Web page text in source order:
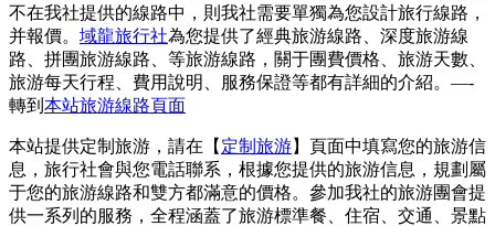
不在我社提供的線路中，則我社需要單獨為您設計旅行線路，
并報價。 域龍旅行社為您提供了經典旅游線路、深度旅游線
路、拼團旅游線路、等旅游線路，關于團費價格、旅游天數、
旅游每天行程、費用說明、服務保證等都有詳細的介紹。—-
轉到 本站旅游線路頁面
本站提供定制旅游，請在【 定制旅游】頁面中填寫您的旅游信
息，旅行社會與您電話聯系，根據您提供的旅游信息，規劃屬
于您的旅游線路和雙方都滿意的價格。參加我社的旅游團會提
供一系列的服務，全程涵蓋了旅游標準餐、住宿、交通、景點